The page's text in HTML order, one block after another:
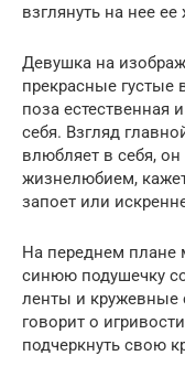
взглянуть на нее
Девушка на
прекрасные густые
поза естественная
себя. Взгляд
влюбляет в себя,
жизнелюбием,
запоет или
На переднем
синюю подушечку
ленты и кружевные
говорит о
подчеркнуть свою